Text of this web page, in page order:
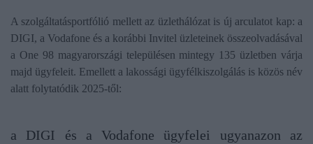
A szolgáltatásportfólió mellett az üzlethálózat is új arculatot kap: a
DIGI, a Vodafone és a korábbi Invitel üzleteinek összeolvadásával
a One 98 magyarországi településen mintegy 135 üzletben várja
majd ügyfeleit. Emellett a lakossági ügyfélkiszolgálás is közös név
alatt folytatódik 2025-től:
a DIGI és a Vodafone ügyfelei ugyanazon az